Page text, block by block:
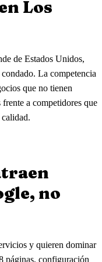
Los
de Estados Unidos,
La competencia
que no tienen
a competidores que
no
y quieren dominar
páginas, configuración